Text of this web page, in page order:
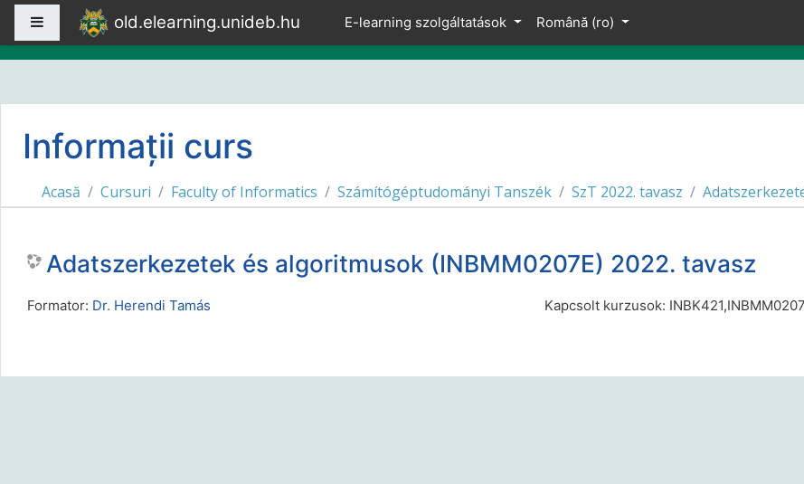
Sari la conţinutul principal
Panou lateralold.elearning.unideb.hu E-learning szolgáltatások Română ‎(ro)‎
Informații curs
Acasă Cursuri Faculty of Informatics Számítógéptudományi Tanszék SzT 2022. tavasz
Adatszerkezetek és algoritmusok (INBMM0207E) 2022. tavasz
Kapcsolt kurzusok:
Formator: Dr. Herendi Tamás